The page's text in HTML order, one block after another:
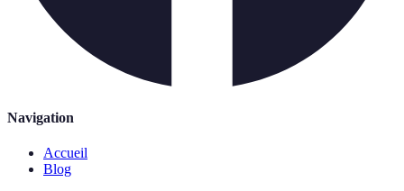
Navigation
Accueil
Blog